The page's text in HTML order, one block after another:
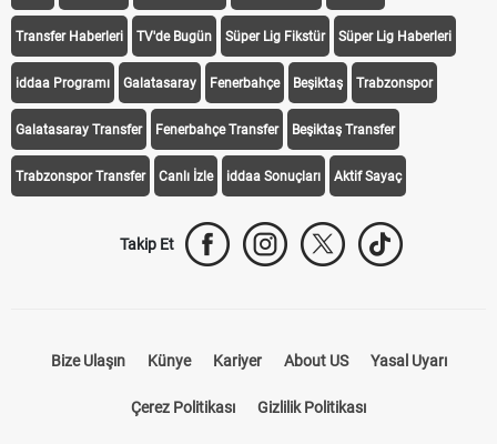
Transfer Haberleri TV'de Bugün Süper Lig Fikstür Süper Lig Haberleri
iddaa Programı Galatasaray Fenerbahçe Beşiktaş Trabzonspor
Galatasaray Transfer Fenerbahçe Transfer Beşiktaş Transfer
Trabzonspor Transfer Canlı İzle iddaa Sonuçları Aktif Sayaç
Takip Et
Bize Ulaşın Künye Kariyer About US Yasal Uyarı
Çerez Politikası Gizlilik Politikası